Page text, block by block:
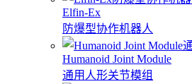
Elfin-Ex
防爆型协作机器人
Humanoid Joint Module
通用人形关节模组